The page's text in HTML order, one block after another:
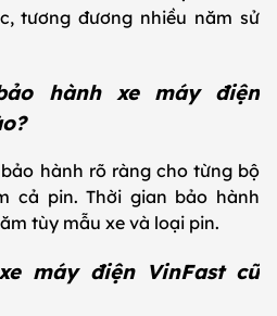
tương đương nhiều năm sử
hành xe máy điện
hành rõ ràng cho từng bộ
cả pin. Thời gian bảo hành
tùy mẫu xe và loại pin.
máy điện VinFast cũ